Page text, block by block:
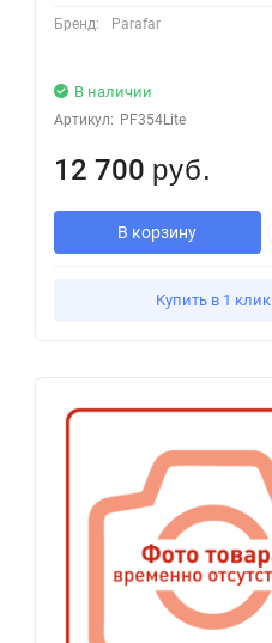
Бренд: Parafar
В наличии
Артикул: PF354Lite
12 700 руб.
В корзину
Купить в 1 клик